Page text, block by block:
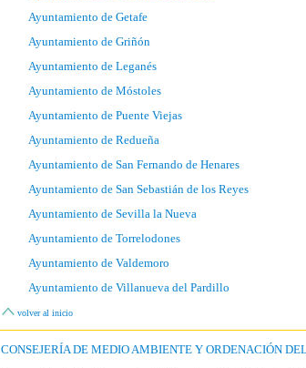
Ayuntamiento de Getafe
Ayuntamiento de Griñón
Ayuntamiento de Leganés
Ayuntamiento de Móstoles
Ayuntamiento de Puente Viejas
Ayuntamiento de Redueña
Ayuntamiento de San Fernando de Henares
Ayuntamiento de San Sebastián de los Reyes
Ayuntamiento de Sevilla la Nueva
Ayuntamiento de Torrelodones
Ayuntamiento de Valdemoro
Ayuntamiento de Villanueva del Pardillo
volver al inicio
CONSEJERÍA DE MEDIO AMBIENTE Y ORDENACIÓN